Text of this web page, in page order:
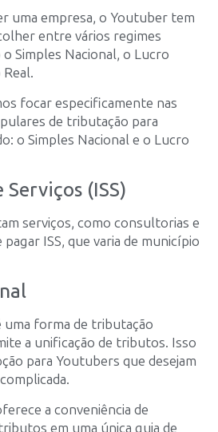
uma empresa, o Youtuber tem
entre vários regimes
Simples Nacional, o Lucro
focar especificamente nas
de tributação para
o Simples Nacional e o Lucro
(ISS)
serviços, como consultorias e
ISS, que varia de município
uma forma de tributação
a unificação de tributos. Isso
para Youtubers que desejam
a conveniência de
em uma única guia de